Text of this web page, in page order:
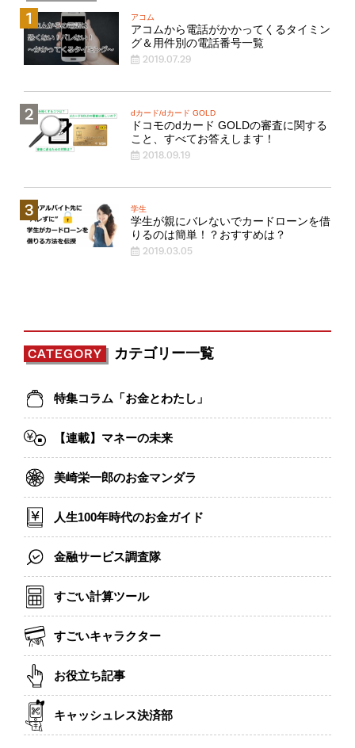
アコム
アコムから電話がかかってくるタイミン
グ＆用件別の電話番号一覧
2019.07.29
dカード/dカード GOLD
ドコモのdカード GOLDの審査に関する
こと、すべてお答えします！
2018.09.19
学生
学生が親にバレないでカードローンを借
りるのは簡単！？おすすめは？
2019.03.05
CATEGORY カテゴリー一覧
特集コラム「お金とわたし」
【連載】マネーの未来
美崎栄一郎のお金マンダラ
人生100年時代のお金ガイド
金融サービス調査隊
すごい計算ツール
すごいキャラクター
お役立ち記事
キャッシュレス決済部